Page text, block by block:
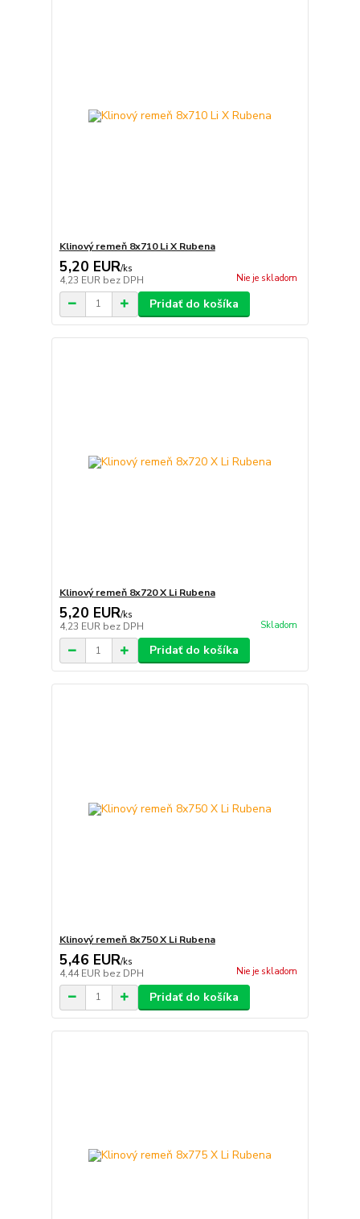
Klinový remeň 8x710 Li X Rubena
5,20 EUR/ks
4,23 EUR bez DPH Nie je skladom
Pridať do košíka
Klinový remeň 8x720 X Li Rubena
5,20 EUR/ks
4,23 EUR bez DPH Skladom
Pridať do košíka
Klinový remeň 8x750 X Li Rubena
5,46 EUR/ks
4,44 EUR bez DPH Nie je skladom
Pridať do košíka